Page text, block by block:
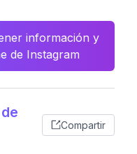
información y
de Instagram
Compartir